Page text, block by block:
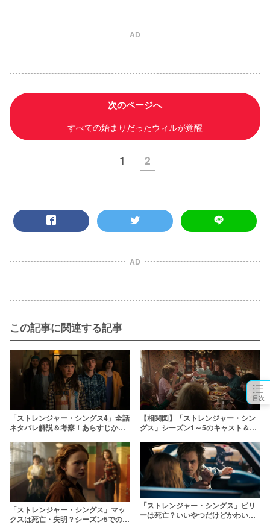
目次
AD
次のページへ
すべての始まりだったウィルが覚醒
1 2
AD
この記事に関連する記事
「ストレンジャー・シングス4」全話
ネタバレ解説＆考察！あらすじから
【相関図】「ストレンジャー・シン
グス」シーズン1～5のキャスト＆登
真相は？
「ストレンジャー・シングス」マッ
クスは死亡・失明？シーズン5での再
「ストレンジャー・シングス」ビリ
ーは死亡？いいやつだけどかわいそ